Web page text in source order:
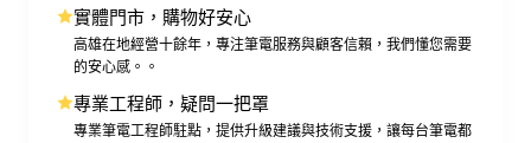
實體門市，購物好安心
高雄在地經營十餘年，專注筆電服務與顧客信賴，我們懂您需要
的安心感。。
專業工程師，疑問一把罩
專業筆電工程師駐點，提供升級建議與技術支援，讓每台筆電都